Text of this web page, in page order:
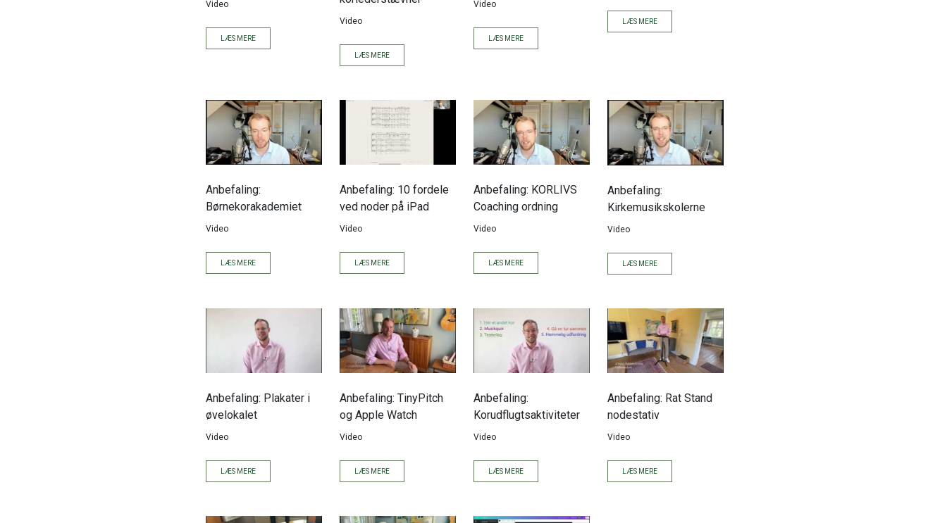
Video
LÆS MERE
Video
LÆS MERE
Video
LÆS MERE
LÆS MERE
Anbefaling:
Børnekorakademiet
Video
LÆS MERE
Anbefaling: 10 fordele
ved noder på iPad
Video
LÆS MERE
Anbefaling: KORLIVS
Coaching ordning
Video
LÆS MERE
Anbefaling:
Kirkemusikskolerne
Video
LÆS MERE
Anbefaling: Plakater i
øvelokalet
Video
LÆS MERE
Anbefaling: TinyPitch
og Apple Watch
Video
LÆS MERE
Anbefaling:
Korudflugtsaktiviteter
Video
LÆS MERE
Anbefaling: Rat Stand
nodestativ
Video
LÆS MERE